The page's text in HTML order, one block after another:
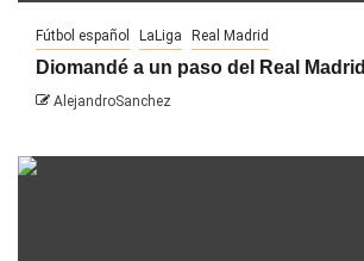
Fútbol español LaLiga Real Madrid
Diomandé a un paso del Real Madrid
AlejandroSanchez